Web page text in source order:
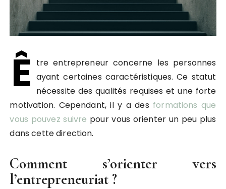
Ê tre entrepreneur concerne les personnes
ayant certaines caractéristiques. Ce statut
nécessite des qualités requises et une forte
motivation. Cependant, il y a des formations que
vous pouvez suivre pour vous orienter un peu plus
dans cette direction.
Comment s’orienter vers
l’entrepreneuriat ?